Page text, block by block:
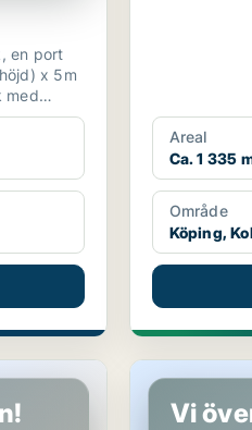
en port
x 5m
med
Areal
Ca. 1 335
Område
Köping,
Lagerlokal i
Vi